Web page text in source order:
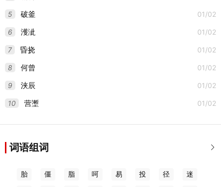
5 01/02
破釜
6 01/02
濩泚
7 01/02
昏挠
8 01/02
何曾
9 01/02
浃辰
10 01/02
营壍

词语组词
胎 僵 脂 呵 易 投 径 迷